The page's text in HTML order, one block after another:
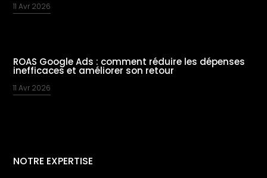
11 Avr 2026
ROAS Google Ads : comment réduire les dépenses
inefficaces et améliorer son retour
11 Avr 2026
NOTRE EXPERTISE